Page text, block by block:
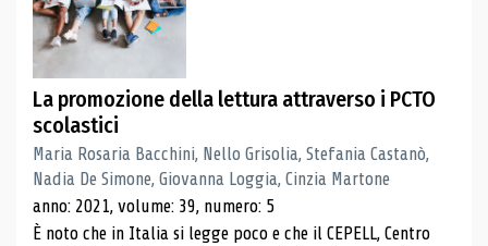
La promozione della lettura attraverso i PCTO
scolastici
Maria Rosaria Bacchini, Nello Grisolia, Stefania Castanò,
Nadia De Simone, Giovanna Loggia, Cinzia Martone
anno: 2021, volume: 39, numero: 5
È noto che in Italia si legge poco e che il CEPELL, Centro